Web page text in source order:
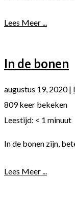
Lees Meer ...
In de bonen
augustus 19, 2020|
809 keer bekeken
Leestijd: < 1 minuut
In de bonen zijn,
Lees Meer ...